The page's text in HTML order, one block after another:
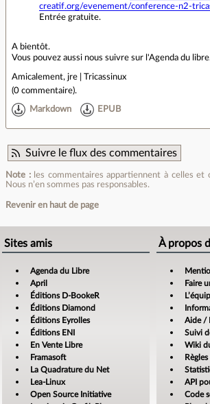
creatif.org/evenement/conference-n2-
Entrée gratuite.
A bientôt.
Vous pouvez aussi nous suivre sur l'Agenda du libre.
Amicalement, jre | Tricassinux
(0 commentaire).
Markdown EPUB
Suivre le flux des commentaires
Note :les commentaires appartiennent à celles et
Nous n’en sommes pas responsables.
Revenir en haut de page
Sites amis
Agenda du Libre
April
Éditions D-BookeR
Éditions Diamond
Éditions Eyrolles
Éditions ENI
En Vente Libre
Framasoft
La Quadrature du Net
Lea-Linux
Open Source Initiative
À propos
Faire
Aide /
Suivi
Wiki
API
Code